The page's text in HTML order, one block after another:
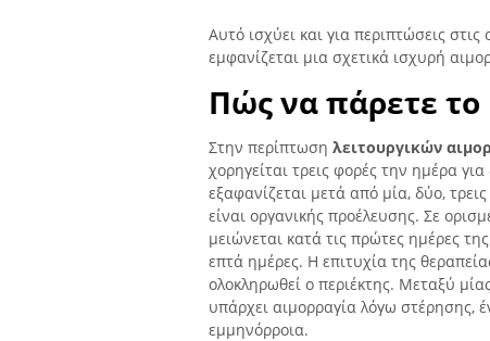
Αυτό ισχύει και για περιπτώσεις
εμφανίζεται μια σχετικά ισχυρή
Πώς να πάρετε
Στην περίπτωση λειτουργικών
χορηγείται τρεις φορές την ημέρα
εξαφανίζεται μετά από μία, δύο,
είναι οργανικής προέλευσης. Σε
μειώνεται κατά τις πρώτες ημέρες
επτά ημέρες. Η επιτυχία της
ολοκληρωθεί ο περιέκτης. Μεταξύ
υπάρχει αιμορραγία λόγω στέρησης,
εμμηνόρροια.